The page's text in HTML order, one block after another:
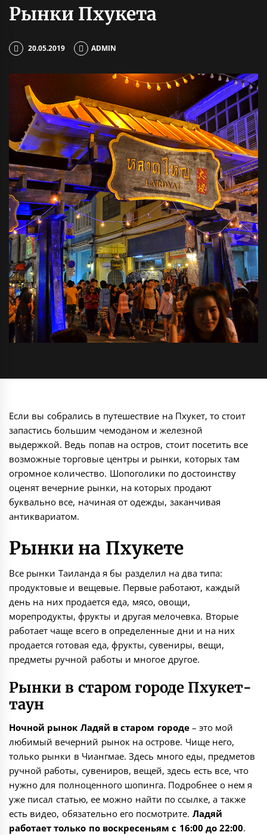
Рынки Пхукета
20.05.2019 ADMIN
Если вы собрались в путешествие на Пхукет, то стоит
запастись большим чемоданом и железной
выдержкой. Ведь попав на остров, стоит посетить все
возможные торговые центры и рынки, которых там
огромное количество. Шопоголики по достоинству
оценят вечерние рынки, на которых продают
буквально все, начиная от одежды, заканчивая
антиквариатом.
Рынки на Пхукете
Все рынки Таиланда я бы разделил на два типа:
продуктовые и вещевые. Первые работают, каждый
день на них продается еда, мясо, овощи,
морепродукты, фрукты и другая мелочевка. Вторые
работает чаще всего в определенные дни и на них
продается готовая еда, фрукты, сувениры, вещи,
предметы ручной работы и многое другое.
Рынки в старом городе Пхукет-
таун
Ночной рынок Ладяй в старом городе– это мой
любимый вечерний рынок на острове. Чище него,
только рынки в Чиангмае. Здесь много еды, предметов
ручной работы, сувениров, вещей, здесь есть все, что
нужно для полноценного шопинга. Подробнее о нем я
уже писал статью, ее можно найти по ссылке, а также
есть видео, обязательно его посмотрите. Ладяй
работает только по воскресеньям с 16:00 до 22:00.